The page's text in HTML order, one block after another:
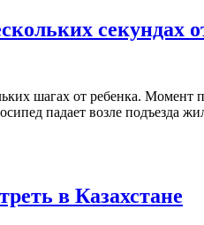
секундах
шагах от ребенка.
падает возле
в Казахстане